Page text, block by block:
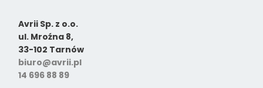
Avrii Sp. z o.o.
ul. Mroźna 8,
33-102 Tarnów
biuro@avrii.pl
14 696 88 89